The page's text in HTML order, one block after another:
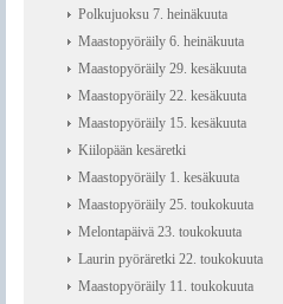
Polkujuoksu 7. heinäkuuta
Maastopyöräily 6. heinäkuuta
Maastopyöräily 29. kesäkuuta
Maastopyöräily 22. kesäkuuta
Maastopyöräily 15. kesäkuuta
Kiilopään kesäretki
Maastopyöräily 1. kesäkuuta
Maastopyöräily 25. toukokuuta
Melontapäivä 23. toukokuuta
Laurin pyöräretki 22. toukokuuta
Maastopyöräily 11. toukokuuta